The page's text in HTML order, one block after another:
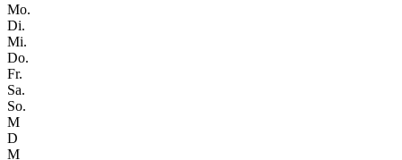
Mo.
Di.
Mi.
Do.
Fr.
Sa.
So.
M
D
M